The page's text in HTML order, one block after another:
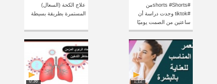
#shorts #Shortsمن
#tiktok وجدت دراسة أن
ساعتين من الصمت يوميًا
علاج الكحة (السعال)
المستمرة بطريقة بسيطة
1:12
0:36